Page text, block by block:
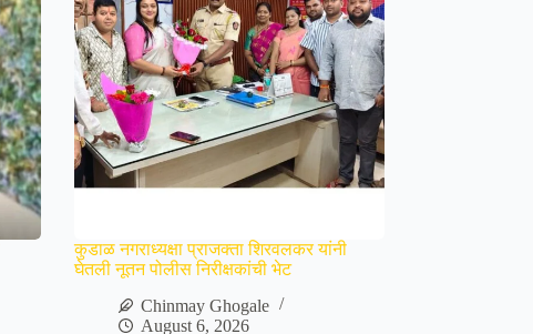
कुडाळ नगराध्यक्षा प्राजक्ता शिरवलकर यांनी
घेतली नूतन पोलीस निरीक्षकांची भेट
Chinmay Ghogale
August 6, 2026